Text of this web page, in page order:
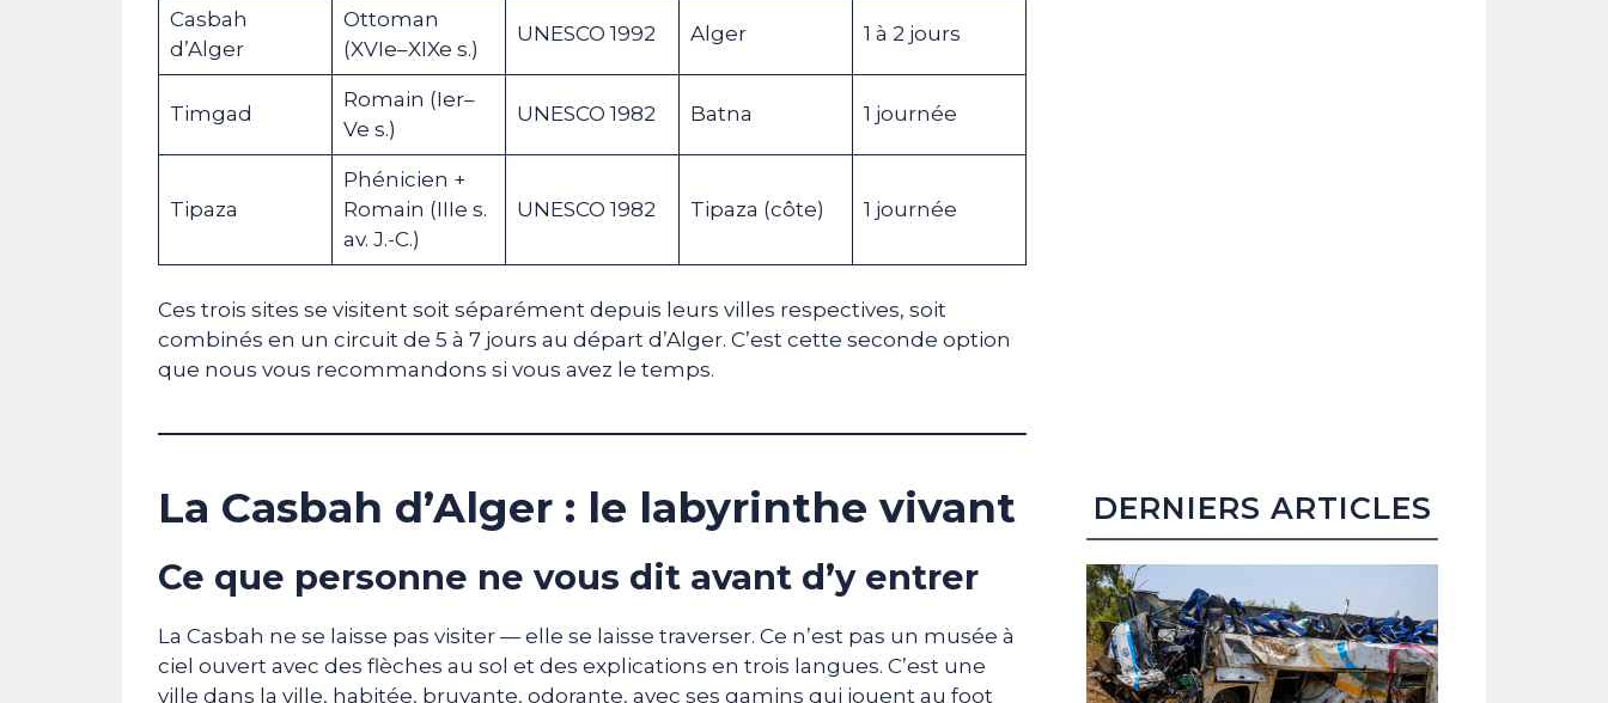
Casbah
d’Alger
Ottoman
(XVIe–XIXe s.)
UNESCO 1992 Alger 1 à 2 jours
Timgad
Romain (Ier–
Ve s.)
UNESCO 1982 Batna 1 journée
Tipaza
Phénicien +
Romain (IIIe s.
av. J.-C.)
UNESCO 1982 Tipaza (côte) 1 journée
Ces trois sites se visitent soit séparément depuis leurs villes respectives, soit
combinés en un circuit de 5 à 7 jours au départ d’Alger. C’est cette seconde option
que nous vous recommandons si vous avez le temps.
La Casbah d’Alger : le labyrinthe vivant
Ce que personne ne vous dit avant d’y entrer
La Casbah ne se laisse pas visiter — elle se laisse traverser. Ce n’est pas un musée à
ciel ouvert avec des flèches au sol et des explications en trois langues. C’est une
ville dans la ville, habitée, bruyante, odorante, avec ses gamins qui jouent au foot
DERNIERS ARTICLES